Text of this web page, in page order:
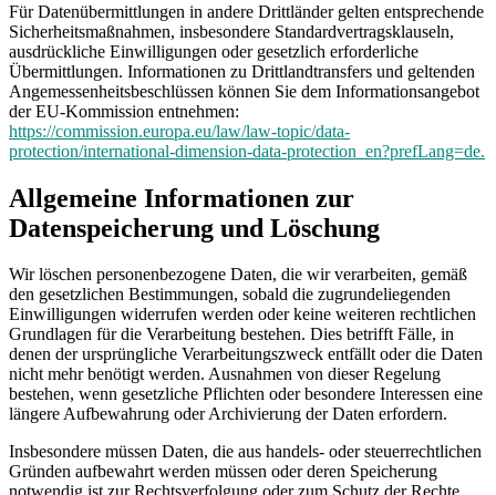
Für Datenübermittlungen in andere Drittländer gelten entsprechende
Sicherheitsmaßnahmen, insbesondere Standardvertragsklauseln,
ausdrückliche Einwilligungen oder gesetzlich erforderliche
Übermittlungen. Informationen zu Drittlandtransfers und geltenden
Angemessenheitsbeschlüssen können Sie dem Informationsangebot
der EU-Kommission entnehmen:
https://commission.europa.eu/law/law-topic/data-
protection/international-dimension-data-protection_en?prefLang=de.
Allgemeine Informationen zur
Datenspeicherung und Löschung
Wir löschen personenbezogene Daten, die wir verarbeiten, gemäß
den gesetzlichen Bestimmungen, sobald die zugrundeliegenden
Einwilligungen widerrufen werden oder keine weiteren rechtlichen
Grundlagen für die Verarbeitung bestehen. Dies betrifft Fälle, in
denen der ursprüngliche Verarbeitungszweck entfällt oder die Daten
nicht mehr benötigt werden. Ausnahmen von dieser Regelung
bestehen, wenn gesetzliche Pflichten oder besondere Interessen eine
längere Aufbewahrung oder Archivierung der Daten erfordern.
Insbesondere müssen Daten, die aus handels- oder steuerrechtlichen
Gründen aufbewahrt werden müssen oder deren Speicherung